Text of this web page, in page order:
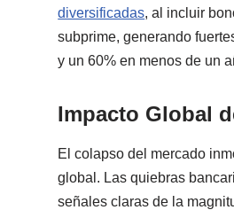
diversificadas, al incluir
subprime, generando
y un 60% en menos de un
Impacto Global
El colapso del mercado
global. Las quiebras
señales claras de la